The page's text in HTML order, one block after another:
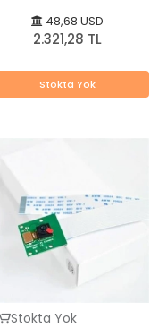
48,68 USD
2.321,28 TL
Stokta Yok
Stokta Yok